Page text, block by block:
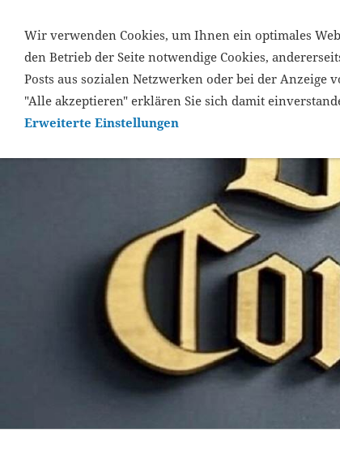
ÜBER UNS LEISTUNGEN
Wir verwenden Cookies, um Ihnen ein optimales
den Betrieb der Seite notwendige Cookies,
Posts aus sozialen Netzwerken oder bei der
"Alle akzeptieren" erklären Sie sich damit
Erweiterte Einstellungen